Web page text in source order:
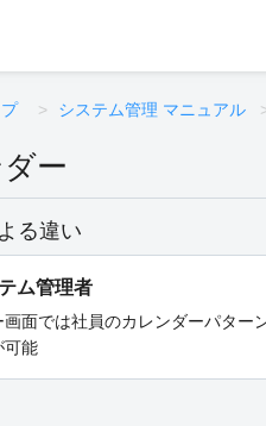
システム管理 マニュアル
ー
る違い
ム管理者
画面では社員のカレンダーパター
可能